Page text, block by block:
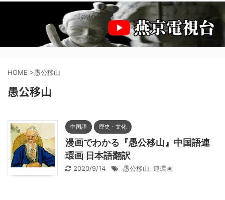
HOME >愚公移山
愚公移山
中国語 歴史・文化
漫画でわかる『愚公移山』中国語連
環画 日本語翻訳
2020/9/14 愚公移山, 連環画